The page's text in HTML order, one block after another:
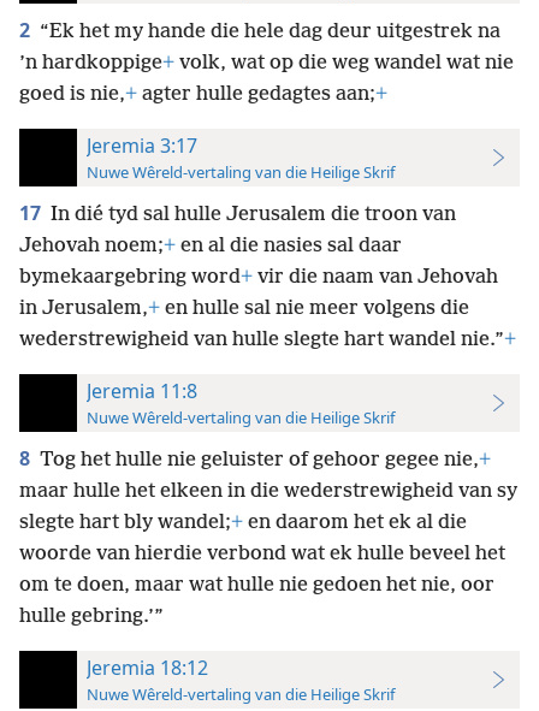
2 “Ek het my hande die hele dag deur uitgestrek na
’n hardkoppige+ volk, wat op die weg wandel wat nie
goed is nie,+ agter hulle gedagtes aan;+
Jeremia 3:17
Nuwe Wêreld-vertaling van die Heilige Skrif
17 In dié tyd sal hulle Jerusalem die troon van
Jehovah noem;+ en al die nasies sal daar
bymekaargebring word+ vir die naam van Jehovah
in Jerusalem,+ en hulle sal nie meer volgens die
wederstrewigheid van hulle slegte hart wandel nie.”+
Jeremia 11:8
Nuwe Wêreld-vertaling van die Heilige Skrif
8 Tog het hulle nie geluister of gehoor gegee nie,+
maar hulle het elkeen in die wederstrewigheid van sy
slegte hart bly wandel;+ en daarom het ek al die
woorde van hierdie verbond wat ek hulle beveel het
om te doen, maar wat hulle nie gedoen het nie, oor
hulle gebring.’”
Jeremia 18:12
Nuwe Wêreld-vertaling van die Heilige Skrif